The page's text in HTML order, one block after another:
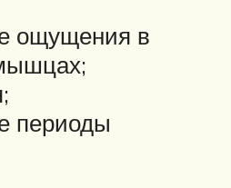
ощущения в
периоды